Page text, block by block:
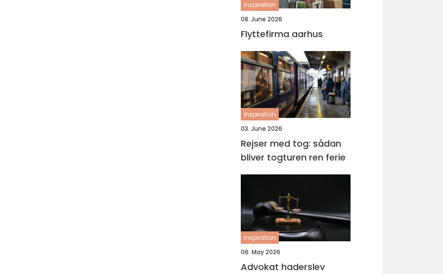
inspiration
08. June 2026
Flyttefirma aarhus
inspiration
03. June 2026
Rejser med tog: sådan
bliver togturen ren ferie
inspiration
06. May 2026
Advokat haderslev